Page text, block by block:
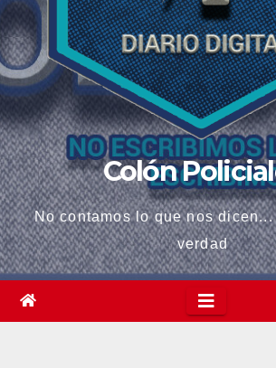
Colón
No contamos lo que nos
verdad